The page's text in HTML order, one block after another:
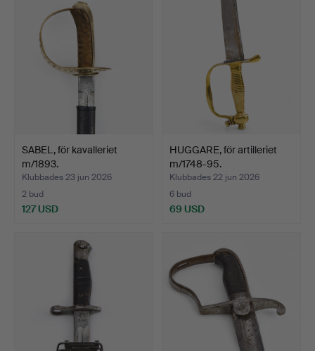
SABEL, för kavalleriet
m/1893.
Klubbades 23 jun 2026
2 bud
127 USD
HUGGARE, för artilleriet
m/1748-95.
Klubbades 22 jun 2026
6 bud
69 USD